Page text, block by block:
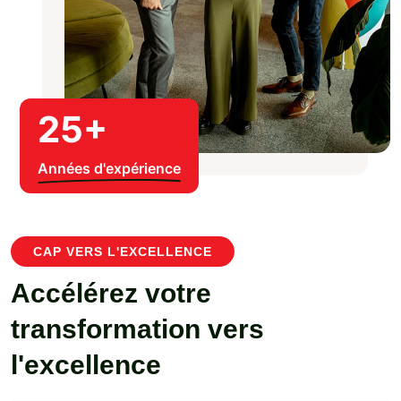
25+
Années d'expérience
CAP VERS L'EXCELLENCE
Accélérez votre
transformation vers
l'excellence